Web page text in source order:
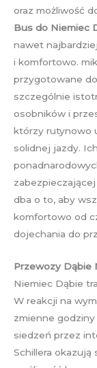
oraz możliwość
Bus do Niemiec
nawet
i komfortowo.
przygotowane
szczególnie
osobników i
którzy rutynowo
solidnej jazdy.
dba o to, aby
komfortowo od
dojechania do
Przewozy Dąbie
Niemiec Dąbie
W reakcji na
zmienne
siedzeń przez
Schillera okazują